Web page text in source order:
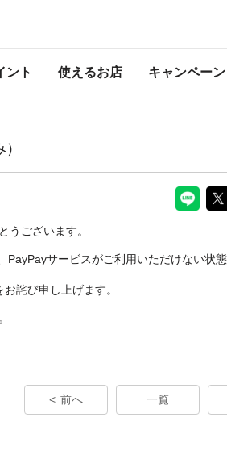
ント 使えるお店 キャンペーン
PayPayからのお
うございます。
サービスがご利用いただけない状
詫び申し上げます。
前へ 一覧